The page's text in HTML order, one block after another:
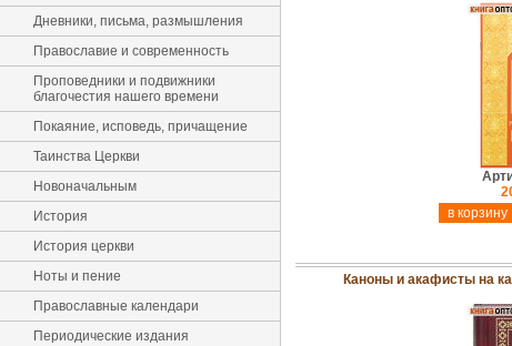
Дневники, письма, размышления
Православие и современность
Проповедники и подвижники
благочестия нашего времени
Покаяние, исповедь, причащение
Таинства Церкви
Новоначальным
История
История церкви
Ноты и пение
Православные календари
Периодические издания
Каноны и акафисты на